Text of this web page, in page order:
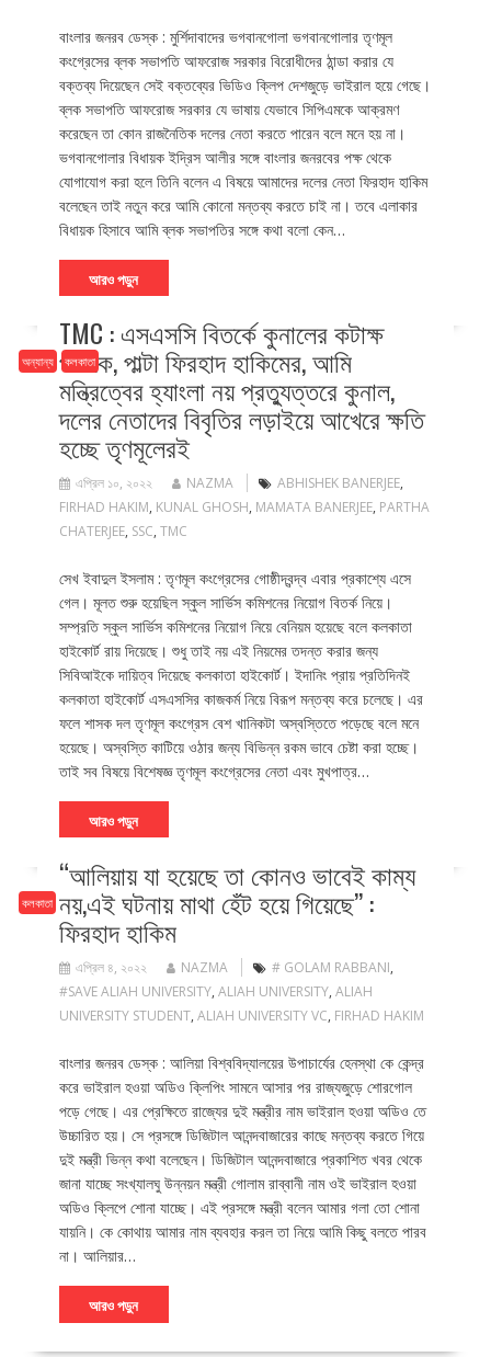
বাংলার জনরব ডেস্ক : মুর্শিদাবাদের ভগবানগোলা ভগবানগোলার তৃণমূল
কংগ্রেসের ব্লক সভাপতি আফরোজ সরকার বিরোধীদের ঠান্ডা করার যে
বক্তব্য দিয়েছেন সেই বক্তব্যের ভিডিও ক্লিপ দেশজুড়ে ভাইরাল হয়ে গেছে।
ব্লক সভাপতি আফরোজ সরকার যে ভাষায় যেভাবে সিপিএমকে আক্রমণ
করেছেন তা কোন রাজনৈতিক দলের নেতা করতে পারেন বলে মনে হয় না।
ভগবানগোলার বিধায়ক ইদ্রিস আলীর সঙ্গে বাংলার জনরবের পক্ষ থেকে
যোগাযোগ করা হলে তিনি বলেন এ বিষয়ে আমাদের দলের নেতা ফিরহাদ হাকিম
বলেছেন তাই নতুন করে আমি কোনো মন্তব্য করতে চাই না। তবে এলাকার
বিধায়ক হিসাবে আমি ব্লক সভাপতির সঙ্গে কথা বলো কেন…
আরও পড়ুন
অন্যান্য কলকাতা
TMC : এসএসসি বিতর্কে কুনালের কটাক্ষ
পার্থকে, পাল্টা ফিরহাদ হাকিমের, আমি
মন্ত্রিত্বের হ্যাংলা নয় প্রত্যুত্তরে কুনাল,
দলের নেতাদের বিবৃতির লড়াইয়ে আখেরে ক্ষতি
হচ্ছে তৃণমূলেরই
এপ্রিল ১০, ২০২২ NAZMA ABHISHEK BANERJEE,
FIRHAD HAKIM, KUNAL GHOSH, MAMATA BANERJEE, PARTHA
CHATERJEE, SSC, TMC
সেখ ইবাদুল ইসলাম : তৃণমূল কংগ্রেসের গোষ্ঠীদ্বন্দ্ব এবার প্রকাশ্যে এসে
গেল। মূলত শুরু হয়েছিল স্কুল সার্ভিস কমিশনের নিয়োগ বিতর্ক নিয়ে।
সম্প্রতি স্কুল সার্ভিস কমিশনের নিয়োগ নিয়ে বেনিয়ম হয়েছে বলে কলকাতা
হাইকোর্ট রায় দিয়েছে। শুধু তাই নয় এই নিয়মের তদন্ত করার জন্য
সিবিআইকে দায়িত্ব দিয়েছে কলকাতা হাইকোর্ট। ইদানিং প্রায় প্রতিদিনই
কলকাতা হাইকোর্ট এসএসসির কাজকর্ম নিয়ে বিরূপ মন্তব্য করে চলেছে। এর
ফলে শাসক দল তৃণমূল কংগ্রেস বেশ খানিকটা অস্বস্তিতে পড়েছে বলে মনে
হয়েছে। অস্বস্তি কাটিয়ে ওঠার জন্য বিভিন্ন রকম ভাবে চেষ্টা করা হচ্ছে।
তাই সব বিষয়ে বিশেষজ্ঞ তৃণমূল কংগ্রেসের নেতা এবং মুখপাত্র…
আরও পড়ুন
কলকাতা
“আলিয়ায় যা হয়েছে তা কোনও ভাবেই কাম্য
নয়,এই ঘটনায় মাথা হেঁট হয়ে গিয়েছে’’ :
ফিরহাদ হাকিম
এপ্রিল ৪, ২০২২ NAZMA # GOLAM RABBANI,
#SAVE ALIAH UNIVERSITY, ALIAH UNIVERSITY, ALIAH
UNIVERSITY STUDENT, ALIAH UNIVERSITY VC, FIRHAD HAKIM
বাংলার জনরব ডেস্ক : আলিয়া বিশ্ববিদ্যালয়ের উপাচার্যের হেনস্থা কে কেন্দ্র
করে ভাইরাল হওয়া অডিও ক্লিপিং সামনে আসার পর রাজ্যজুড়ে শোরগোল
পড়ে গেছে। এর প্রেক্ষিতে রাজ্যের দুই মন্ত্রীর নাম ভাইরাল হওয়া অডিও তে
উচ্চারিত হয়। সে প্রসঙ্গে ডিজিটাল আনন্দবাজারের কাছে মন্তব্য করতে গিয়ে
দুই মন্ত্রী ভিন্ন কথা বলেছেন। ডিজিটাল আনন্দবাজারে প্রকাশিত খবর থেকে
জানা যাচ্ছে সংখ্যালঘু উন্নয়ন মন্ত্রী গোলাম রাব্বানী নাম ওই ভাইরাল হওয়া
অডিও ক্লিপে শোনা যাচ্ছে। এই প্রসঙ্গে মন্ত্রী বলেন আমার গলা তো শোনা
যায়নি। কে কোথায় আমার নাম ব্যবহার করল তা নিয়ে আমি কিছু বলতে পারব
না। আলিয়ার…
আরও পড়ুন